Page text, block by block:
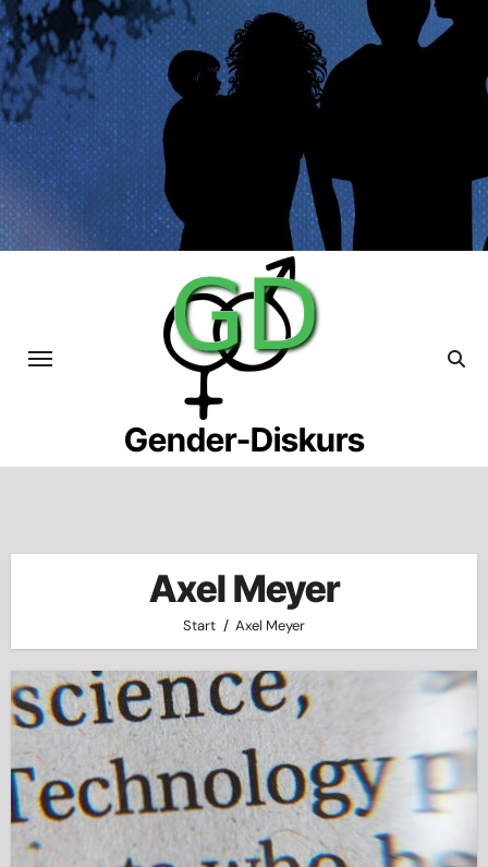
Skip
to
content
Gender-Diskurs
Axel Meyer
Start Axel Meyer